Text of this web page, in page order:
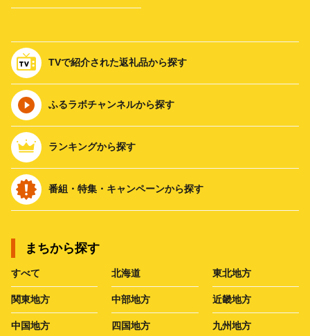
TVで紹介された返礼品から探す
ふるラボチャンネルから探す
ランキングから探す
番組・特集・キャンペーンから探す
まちから探す
すべて 北海道 東北地方
関東地方 中部地方 近畿地方
中国地方 四国地方 九州地方